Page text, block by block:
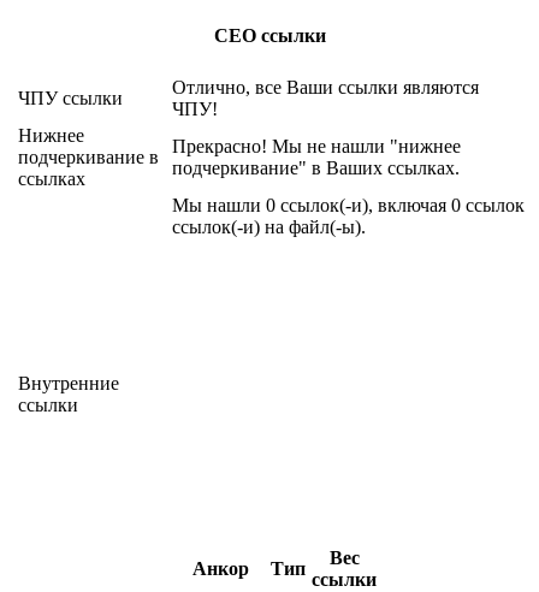
СЕО ссылки
ЧПУ ссылки
Отлично, все Ваши ссылки являются
ЧПУ!
Нижнее
подчеркивание в
ссылках
Прекрасно! Мы не нашли "нижнее
подчеркивание" в Ваших ссылках.
Внутренние
ссылки
Мы нашли 0 ссылок(-и), включая 0 ссылок
ссылок(-и) на файл(-ы).
Анкор Тип
Вес
ссылки